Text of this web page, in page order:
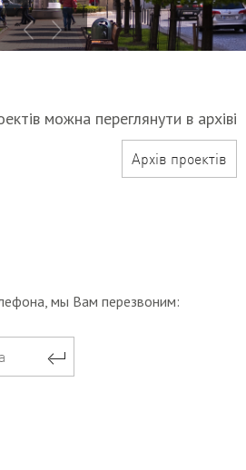
можна переглянути в архіві
Архів проектів
мы Вам перезвоним: